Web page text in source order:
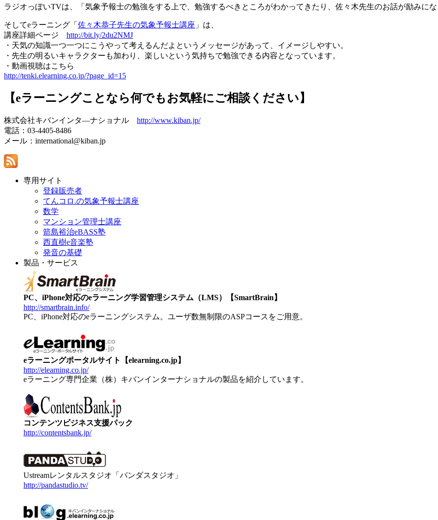
ラジオっぽいTVは、「気象予報士の勉強をする上で、勉強するべきところがわかってきたり、佐々木先生のお話が励みに
そしてeラーニング「 佐々木恭子先生の気象予報士講座 」は、
講座詳細ページ http://bit.ly/2du2NMJ
・天気の知識一つ一つにこうやって考えるんだよというメッセージがあって、イメージしやすい。
・先生の明るいキャラクターも加わり、楽しいという気持ちで勉強できる内容となっています。
・動画視聴はこちら
http://tenki.elearning.co.jp/?page_id=15
【eラーニングことなら何でもお気軽にご相談ください】
株式会社キバンインタ―ナショナル http://www.kiban.jp/
電話：03-4405-8486
メール：international@kiban.jp
専用サイト
登録販売者
てんコロ.の気象予報士講座
数学
マンション管理士講座
箭島裕治eBASS塾
西直樹e音楽塾
発音の基礎
製品・サービス
PC、iPhone対応のeラーニング学習管理システム（LMS）【SmartBrain】
http://smartbrain.info/
PC、iPhone対応のeラーニングシステム。ユーザ数無制限のASPコースをご用意。
eラーニングポータルサイト【elearning.co.jp】
http://elearning.co.jp/
eラーニング専門企業（株）キバンインターナショナルの製品を紹介しています。
コンテンツビジネス支援パック
http://contentsbank.jp/
Ustreamレンタルスタジオ「パンダスタジオ」
http://pandastudio.tv/